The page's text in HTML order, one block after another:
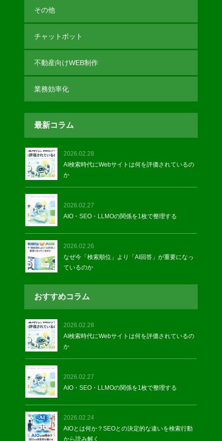
その他
チャットボット
不動産向けWEB制作
業務効率化
最新コラム
2026.02.28
AI検索時代にWebサイトは何を評価されているの
か
2026.02.27
AIO・SEO・LLMOの関係を1枚で整理する
2026.02.26
なぜ今「検索順位」より「AI回答」が重要になっ
ているのか
おすすめコラム
2026.02.28
AI検索時代にWebサイトは何を評価されているの
か
2026.02.27
AIO・SEO・LLMOの関係を1枚で整理する
2026.02.24
AIOとは何か？SEOとの決定的な違いを検索行動
から読み解く